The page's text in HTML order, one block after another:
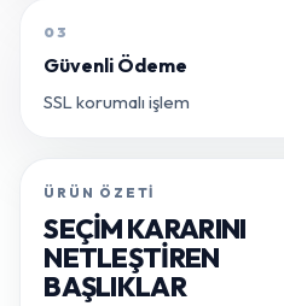
03
Güvenli Ödeme
SSL korumalı işlem
ÜRÜN ÖZETI
SEÇIM KARARINI
NETLEŞTIREN
BAŞLIKLAR